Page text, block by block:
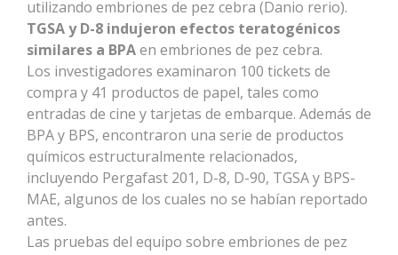
utilizando embriones de pez cebra (Danio rerio).
TGSA y D-8 indujeron efectos teratogénicos
similares a BPAen embriones de pez cebra.
Los investigadores examinaron 100 tickets de
compra y 41 productos de papel, tales como
entradas de cine y tarjetas de embarque. Además de
BPA y BPS, encontraron una serie de productos
químicos estructuralmente relacionados,
incluyendo Pergafast 201, D-8, D-90, TGSA y BPS-
MAE, algunos de los cuales no se habían reportado
antes.
Las pruebas del equipo sobre embriones de pez